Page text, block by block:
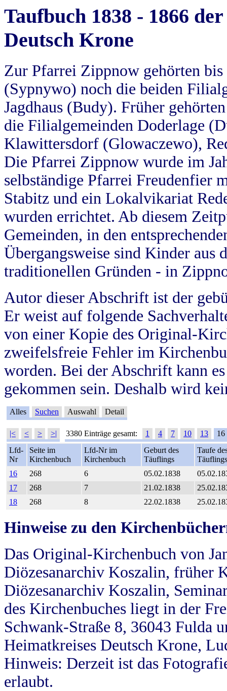
Taufbuch 1838 - 1866
Deutsch Krone
Zur Pfarrei Zippnow gehörten
(Sypnywo) noch die beiden
Jagdhaus (Budy). Früher
die Filialgemeinden Doderlage
Klawittersdorf (Glowaczewo),
Die Pfarrei Zippnow wurde im
selbständige Pfarrei Freudenfier
Stabitz und ein Lokalvikariat
wurden errichtet. Ab diesem
Gemeinden, in den
Übergangsweise sind Kinder aus
traditionellen Gründen - in
Autor dieser Abschrift ist der
Er weist auf folgende
von einer Kopie des Original-
zweifelsfreie Fehler im
worden. Bei der Abschrift kann
gekommen sein. Deshalb wird
Alles Suchen Auswahl Detail
|< < > >| 3380 Einträge gesamt: 1 4 7 10 13
16
Lfd-
Nr
Seite im
Kirchenbuch
Lfd-Nr im
Kirchenbuch
Geburt des
Täuflings
Taufe
Täuflings
16
268 6 05.02.1838
17
268 7 21.02.1838
18
268 8 22.02.1838
Hinweise zu den
Das Original-Kirchenbuch von
Diözesanarchiv Koszalin, früher
Diözesanarchiv Koszalin,
des Kirchenbuches liegt in der
Schwank-Straße 8, 36043 Fulda
Heimatkreises Deutsch Krone,
Hinweis: Derzeit ist das
erlaubt.